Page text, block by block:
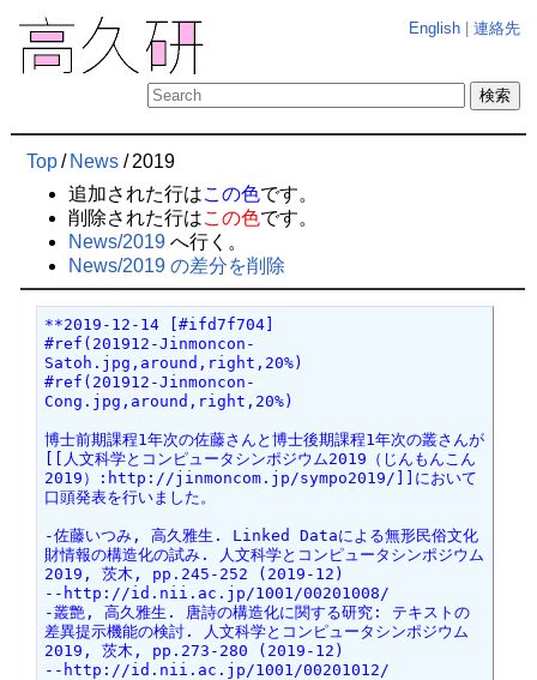
English |連絡先
Top/ News / 2019
追加された行はこの色です。
削除された行はこの色です。
News/2019へ行く。
News/2019 の差分を削除
**2019-12-14 [#ifd7f704]
#ref(201912-Jinmoncon-
Satoh.jpg,around,right,20%)
#ref(201912-Jinmoncon-
Cong.jpg,around,right,20%)
博士前期課程1年次の佐藤さんと博士後期課程1年次の叢さんが
[[人文科学とコンピュータシンポジウム2019（じんもんこん
2019）:http://jinmoncom.jp/sympo2019/]]において
口頭発表を行いました。
-佐藤いつみ, 高久雅生. Linked Dataによる無形民俗文化
財情報の構造化の試み. 人文科学とコンピュータシンポジウム
2019, 茨木, pp.245-252 (2019-12)
--http://id.nii.ac.jp/1001/00201008/
-叢艶, 高久雅生. 唐詩の構造化に関する研究: テキストの
差異提示機能の検討. 人文科学とコンピュータシンポジウム
2019, 茨木, pp.273-280 (2019-12)
--http://id.nii.ac.jp/1001/00201012/